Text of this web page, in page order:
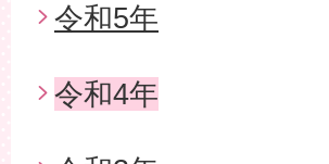
令和5年
令和4年